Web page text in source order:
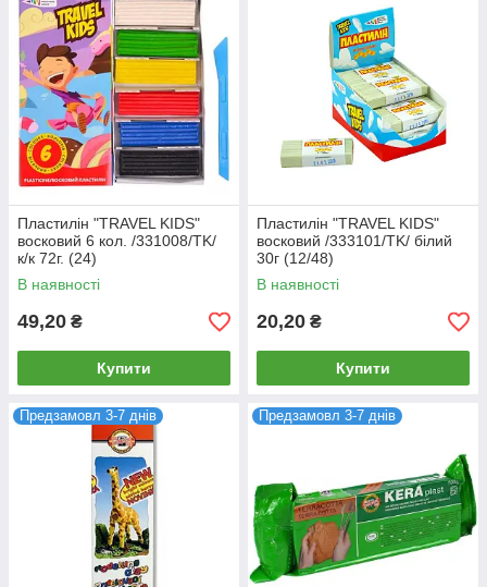
Пластилін "TRAVEL KIDS"
восковий 6 кол. /331008/TK/
к/к 72г. (24)
В наявності
49,20 ₴
Купити
Пластилін "TRAVEL KIDS"
восковий /333101/TK/ білий
30г (12/48)
В наявності
20,20 ₴
Купити
Предзамовл 3-7 днів Предзамовл 3-7 днів